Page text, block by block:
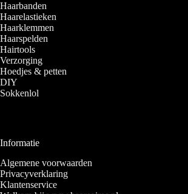
Haarbanden
Haarelastieken
Haarklemmen
Haarspelden
Hairtools
Verzorging
Hoedjes & petten
DIY
Sokkenlol
Informatie
Algemene voorwaarden
Privacyverklaring
Klantenservice